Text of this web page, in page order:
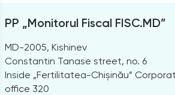
PP „Monitorul Fiscal FISC.MD”
MD-2005, Kishinev
Constantin Tanase street, no. 6
Inside „Fertilitatea-Chișinău”
office 320